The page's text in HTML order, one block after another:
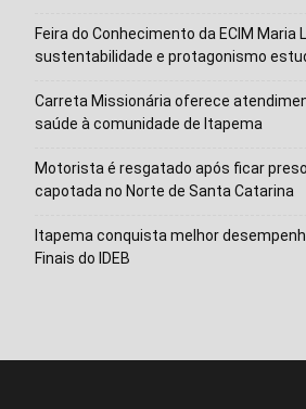
Feira do Conhecimento da ECIM Maria
sustentabilidade e protagonismo
Carreta Missionária oferece
saúde à comunidade de Itapema
Motorista é resgatado após ficar
capotada no Norte de Santa Catarina
Itapema conquista melhor
Finais do IDEB
Isso vai fechar em 15